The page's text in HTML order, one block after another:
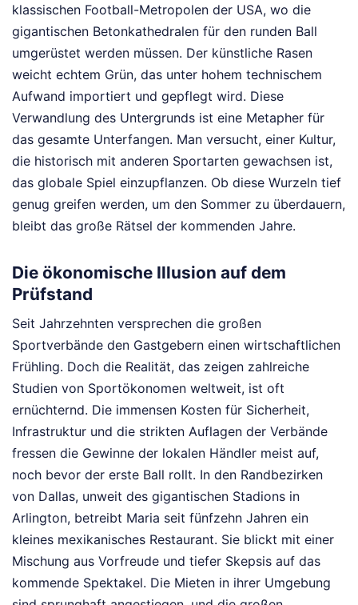
klassischen Football-Metropolen der USA, wo die
gigantischen Betonkathedralen für den runden Ball
umgerüstet werden müssen. Der künstliche Rasen
weicht echtem Grün, das unter hohem technischem
Aufwand importiert und gepflegt wird. Diese
Verwandlung des Untergrunds ist eine Metapher für
das gesamte Unterfangen. Man versucht, einer Kultur,
die historisch mit anderen Sportarten gewachsen ist,
das globale Spiel einzupflanzen. Ob diese Wurzeln tief
genug greifen werden, um den Sommer zu überdauern,
bleibt das große Rätsel der kommenden Jahre.
Die ökonomische Illusion auf dem
Prüfstand
Seit Jahrzehnten versprechen die großen
Sportverbände den Gastgebern einen wirtschaftlichen
Frühling. Doch die Realität, das zeigen zahlreiche
Studien von Sportökonomen weltweit, ist oft
ernüchternd. Die immensen Kosten für Sicherheit,
Infrastruktur und die strikten Auflagen der Verbände
fressen die Gewinne der lokalen Händler meist auf,
noch bevor der erste Ball rollt. In den Randbezirken
von Dallas, unweit des gigantischen Stadions in
Arlington, betreibt Maria seit fünfzehn Jahren ein
kleines mexikanisches Restaurant. Sie blickt mit einer
Mischung aus Vorfreude und tiefer Skepsis auf das
kommende Spektakel. Die Mieten in ihrer Umgebung